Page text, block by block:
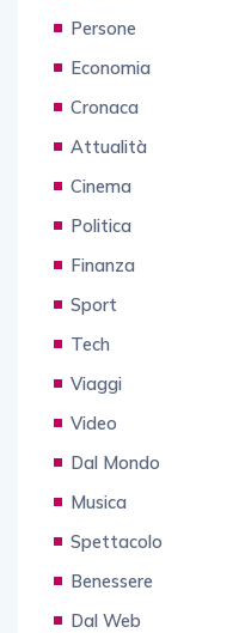
Persone
Economia
Cronaca
Attualità
Cinema
Politica
Finanza
Sport
Tech
Viaggi
Video
Dal Mondo
Musica
Spettacolo
Benessere
Dal Web